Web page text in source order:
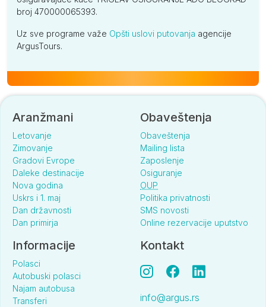
broj 470000065393.
Uz sve programe važe Opšti uslovi putovanja agencije
ArgusTours.
Aranžmani
Letovanje
Zimovanje
Gradovi Evrope
Daleke destinacije
Nova godina
Uskrs i 1. maj
Dan državnosti
Dan primirja
Obaveštenja
Obaveštenja
Mailing lista
Zaposlenje
Osiguranje
OUP
Politika privatnosti
SMS novosti
Online rezervacije uputstvo
Informacije
Polasci
Autobuski polasci
Najam autobusa
Transferi
Kontakt
info@argus.rs